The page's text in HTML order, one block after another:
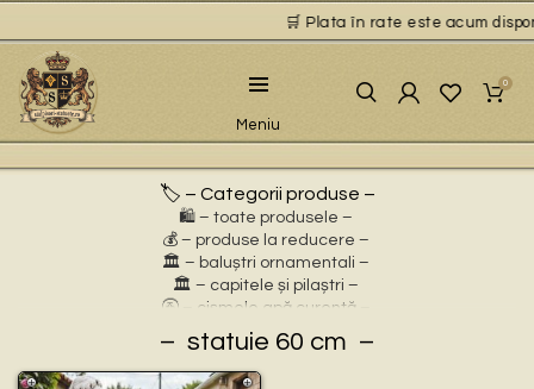
🛒 Plata în rate este acum
Meniu
0
🏷️ – Categorii produse –
🛍️ – toate produsele –
💰 – produse la reducere –
🏛 – baluștri ornamentali –
🏛 – capitele și pilaștri –
🚰 – cișmele apă curentă –
⛲ – fântâni arteziene –
🎀 – idei de cadouri –
🪴 – jardiniere cu personaje –
statuie 60 cm